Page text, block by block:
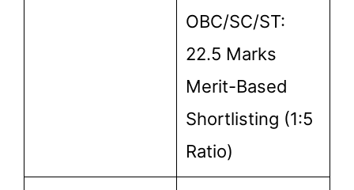
OBC/SC/ST:
22.5 Marks
Merit-Based
Shortlisting (1:5
Ratio)